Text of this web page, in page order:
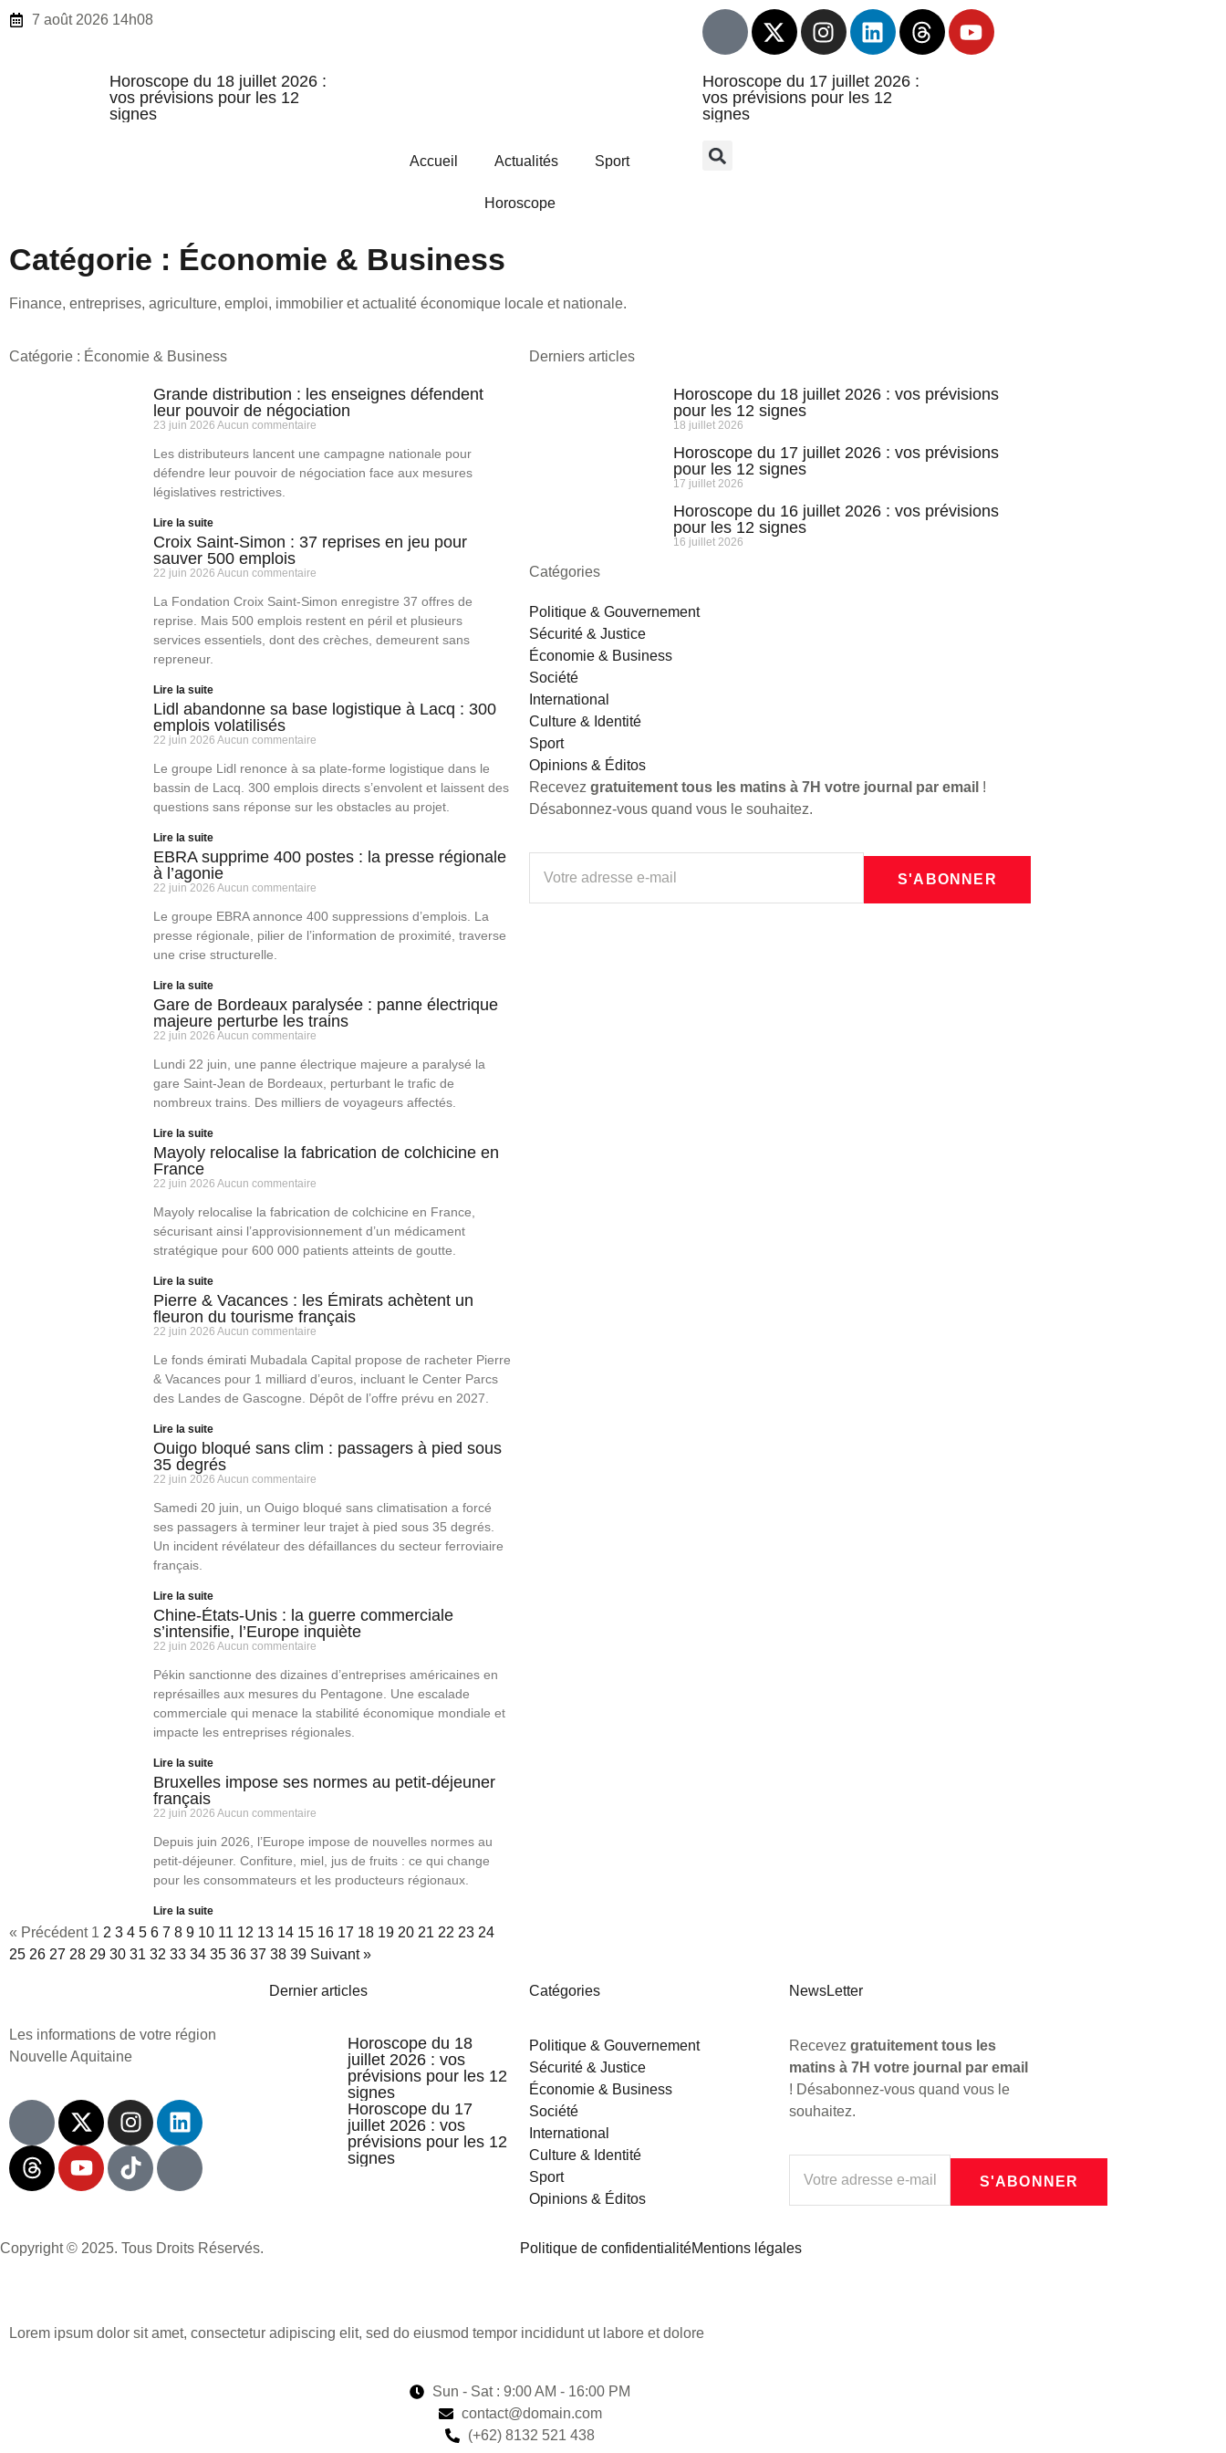
7 août 2026 14h08
Horoscope du 18 juillet 2026 :
vos prévisions pour les 12
signes
Horoscope du 17 juillet 2026 :
vos prévisions pour les 12
signes
Accueil Actualités Sport
Horoscope
Catégorie : Économie & Business
Finance, entreprises, agriculture, emploi, immobilier et actualité économique locale et nationale.
Catégorie : Économie & Business
Grande distribution : les enseignes défendent
leur pouvoir de négociation
23 juin 2026 Aucun commentaire
Les distributeurs lancent une campagne nationale pour
défendre leur pouvoir de négociation face aux mesures
législatives restrictives.
Lire la suite
Croix Saint-Simon : 37 reprises en jeu pour
sauver 500 emplois
22 juin 2026 Aucun commentaire
La Fondation Croix Saint-Simon enregistre 37 offres de
reprise. Mais 500 emplois restent en péril et plusieurs
services essentiels, dont des crèches, demeurent sans
repreneur.
Lire la suite
Lidl abandonne sa base logistique à Lacq : 300
emplois volatilisés
22 juin 2026 Aucun commentaire
Le groupe Lidl renonce à sa plate-forme logistique dans le
bassin de Lacq. 300 emplois directs s’envolent et laissent des
questions sans réponse sur les obstacles au projet.
Lire la suite
EBRA supprime 400 postes : la presse régionale
à l’agonie
22 juin 2026 Aucun commentaire
Le groupe EBRA annonce 400 suppressions d’emplois. La
presse régionale, pilier de l’information de proximité, traverse
une crise structurelle.
Lire la suite
Gare de Bordeaux paralysée : panne électrique
majeure perturbe les trains
22 juin 2026 Aucun commentaire
Lundi 22 juin, une panne électrique majeure a paralysé la
gare Saint-Jean de Bordeaux, perturbant le trafic de
nombreux trains. Des milliers de voyageurs affectés.
Lire la suite
Mayoly relocalise la fabrication de colchicine en
France
22 juin 2026 Aucun commentaire
Mayoly relocalise la fabrication de colchicine en France,
sécurisant ainsi l’approvisionnement d’un médicament
stratégique pour 600 000 patients atteints de goutte.
Lire la suite
Pierre & Vacances : les Émirats achètent un
fleuron du tourisme français
22 juin 2026 Aucun commentaire
Le fonds émirati Mubadala Capital propose de racheter Pierre
& Vacances pour 1 milliard d’euros, incluant le Center Parcs
des Landes de Gascogne. Dépôt de l’offre prévu en 2027.
Lire la suite
Ouigo bloqué sans clim : passagers à pied sous
35 degrés
22 juin 2026 Aucun commentaire
Samedi 20 juin, un Ouigo bloqué sans climatisation a forcé
ses passagers à terminer leur trajet à pied sous 35 degrés.
Un incident révélateur des défaillances du secteur ferroviaire
français.
Lire la suite
Chine-États-Unis : la guerre commerciale
s’intensifie, l’Europe inquiète
22 juin 2026 Aucun commentaire
Pékin sanctionne des dizaines d’entreprises américaines en
représailles aux mesures du Pentagone. Une escalade
commerciale qui menace la stabilité économique mondiale et
impacte les entreprises régionales.
Lire la suite
Bruxelles impose ses normes au petit-déjeuner
français
22 juin 2026 Aucun commentaire
Depuis juin 2026, l’Europe impose de nouvelles normes au
petit-déjeuner. Confiture, miel, jus de fruits : ce qui change
pour les consommateurs et les producteurs régionaux.
Lire la suite
« Précédent 1 2 3 4 5 6 7 8 9 10 11 12 13 14 15 16 17 18 19 20 21 22 23 24
25 26 27 28 29 30 31 32 33 34 35 36 37 38 39 Suivant »
Derniers articles
Horoscope du 18 juillet 2026 : vos prévisions
pour les 12 signes
18 juillet 2026
Horoscope du 17 juillet 2026 : vos prévisions
pour les 12 signes
17 juillet 2026
Horoscope du 16 juillet 2026 : vos prévisions
pour les 12 signes
16 juillet 2026
Catégories
Politique & Gouvernement
Sécurité & Justice
Économie & Business
Société
International
Culture & Identité
Sport
Opinions & Éditos
Recevez gratuitement tous les matins à 7H votre journal par email !
Désabonnez-vous quand vous le souhaitez.
S'ABONNER
Les informations de votre région
Nouvelle Aquitaine
Dernier articles
Horoscope du 18
juillet 2026 : vos
prévisions pour les 12
signes
Horoscope du 17
juillet 2026 : vos
prévisions pour les 12
signes
Catégories
Politique & Gouvernement
Sécurité & Justice
Économie & Business
Société
International
Culture & Identité
Sport
Opinions & Éditos
NewsLetter
Recevez gratuitement tous les
matins à 7H votre journal par email
! Désabonnez-vous quand vous le
souhaitez.
S'ABONNER
Copyright © 2025. Tous Droits Réservés. Politique de confidentialitéMentions légales
Lorem ipsum dolor sit amet, consectetur adipiscing elit, sed do eiusmod tempor incididunt ut labore et dolore
Sun - Sat : 9:00 AM - 16:00 PM
contact@domain.com
(+62) 8132 521 438